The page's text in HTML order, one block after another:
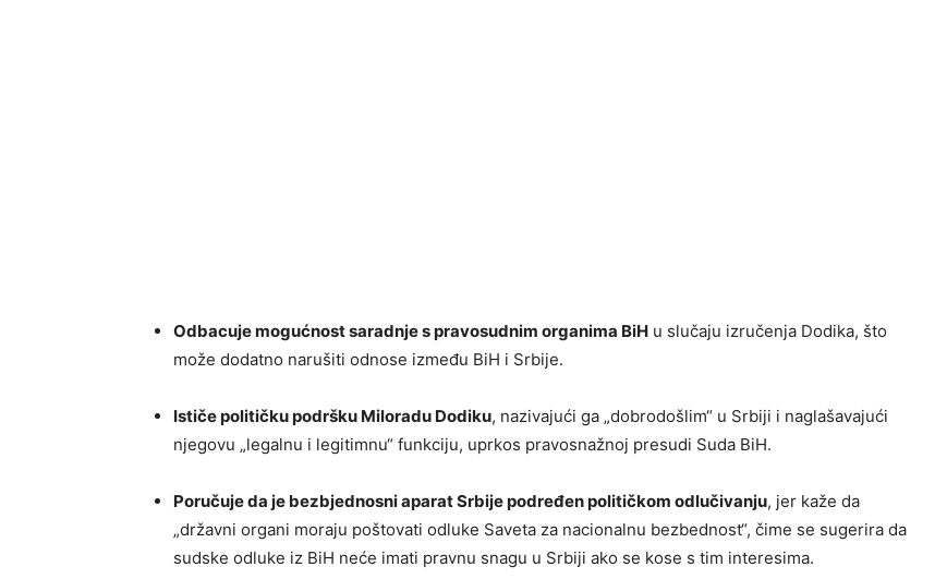
Odbacuje mogućnost saradnje s pravosudnim organima BiH u slučaju izručenja Dodika, što
može dodatno narušiti odnose između BiH i Srbije.
Ističe političku podršku Miloradu Dodiku, nazivajući ga „dobrodošlim“ u Srbiji i naglašavajući
njegovu „legalnu i legitimnu“ funkciju, uprkos pravosnažnoj presudi Suda BiH.
Poručuje da je bezbjednosni aparat Srbije podređen političkom odlučivanju, jer kaže da
„državni organi moraju poštovati odluke Saveta za nacionalnu bezbednost“, čime se sugerira da
sudske odluke iz BiH neće imati pravnu snagu u Srbiji ako se kose s tim interesima.